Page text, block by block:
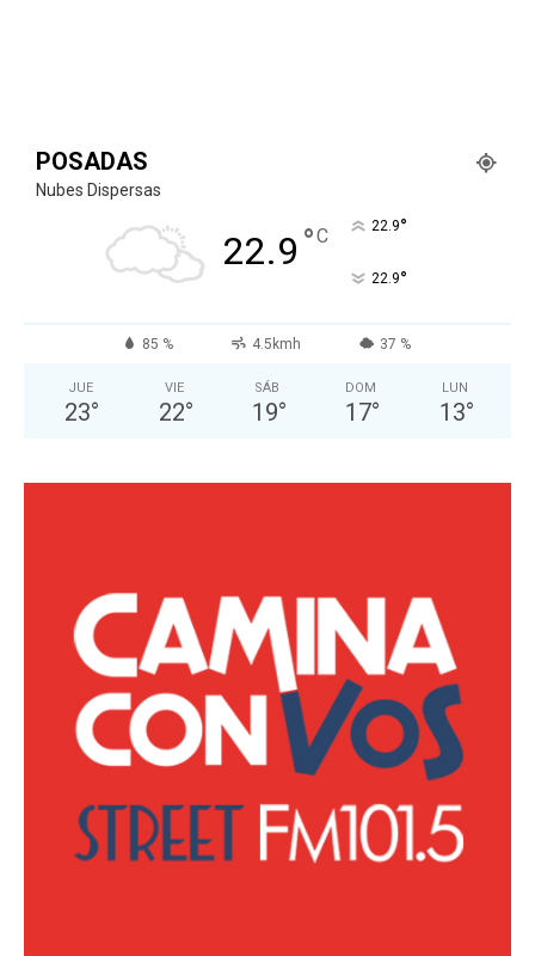
POSADAS
Nubes Dispersas
22.9 °C 22.9°
22.9°
85 % 4.5kmh 37 %
JUE
23°
VIE
22°
SÁB
19°
DOM
17°
LUN
13°